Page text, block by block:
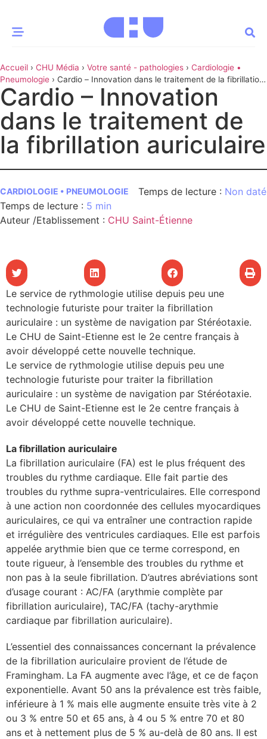
MOMENT
Innovation
& patrimoine Patient
nous
ce qu’un CHU ?
des CHU
articles
santé
santé
au CHU
& patrimoine
écologique
CONNECTÉ
Accueil › CHU Média › Votre santé - pathologies › Cardiologie •
Pneumologie › Cardio – Innovation dans le traitement de la fibrillation
auriculaire
Cardio – Innovation
dans le traitement de
la fibrillation auriculaire
CARDIOLOGIE • PNEUMOLOGIE
Non daté
5 min
Auteur /Etablissement : CHU Saint-Étienne
Le service de rythmologie utilise depuis peu une
technologie futuriste pour traiter la fibrillation
auriculaire : un système de navigation par Stéréotaxie.
Le CHU de Saint-Etienne est le 2e centre français à
avoir développé cette nouvelle technique.
Le service de rythmologie utilise depuis peu une
technologie futuriste pour traiter la fibrillation
auriculaire : un système de navigation par Stéréotaxie.
Le CHU de Saint-Etienne est le 2e centre français à
avoir développé cette nouvelle technique.
La fibrillation auriculaire
La fibrillation auriculaire (FA) est le plus fréquent des
troubles du rythme cardiaque. Elle fait partie des
troubles du rythme supra-ventriculaires. Elle correspond
à une action non coordonnée des cellules myocardiques
auriculaires, ce qui va entraîner une contraction rapide
et irrégulière des ventricules cardiaques. Elle est parfois
appelée arythmie bien que ce terme correspond, en
toute rigueur, à l’ensemble des troubles du rythme et
non pas à la seule fibrillation. D’autres abréviations sont
d’usage courant : AC/FA (arythmie complète par
fibrillation auriculaire), TAC/FA (tachy-arythmie
cardiaque par fibrillation auriculaire).
L’essentiel des connaissances concernant la prévalence
de la fibrillation auriculaire provient de l’étude de
Framingham. La FA augmente avec l’âge, et ce de façon
exponentielle. Avant 50 ans la prévalence est très faible,
inférieure à 1 % mais elle augmente ensuite très vite à 2
ou 3 % entre 50 et 65 ans, à 4 ou 5 % entre 70 et 80
ans et à nettement plus de 5 % au-delà de 80 ans. Il est